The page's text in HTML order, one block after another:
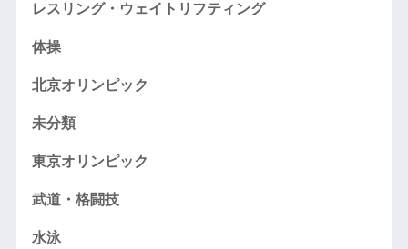
レスリング・ウェイトリフティング
体操
北京オリンピック
未分類
東京オリンピック
武道・格闘技
水泳